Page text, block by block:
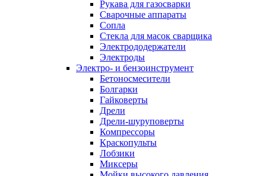
Рукава для газосварки
Сварочные аппараты
Сопла
Стекла для масок сварщика
Электрододержатели
Электроды
Электро- и бензоинструмент
Бетоносмесители
Болгарки
Гайковерты
Дрели
Дрели-шуруповерты
Компрессоры
Краскопульты
Лобзики
Миксеры